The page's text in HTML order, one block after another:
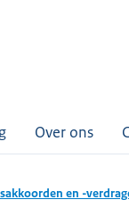
Over ons
en -